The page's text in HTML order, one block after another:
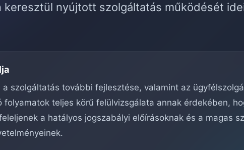
keresztül nyújtott szolgáltatás működését
szolgáltatás további fejlesztése, valamint az
folyamatok teljes körű felülvizsgálata annak érdekében,
a hatályos jogszabályi előírásoknak és a magas